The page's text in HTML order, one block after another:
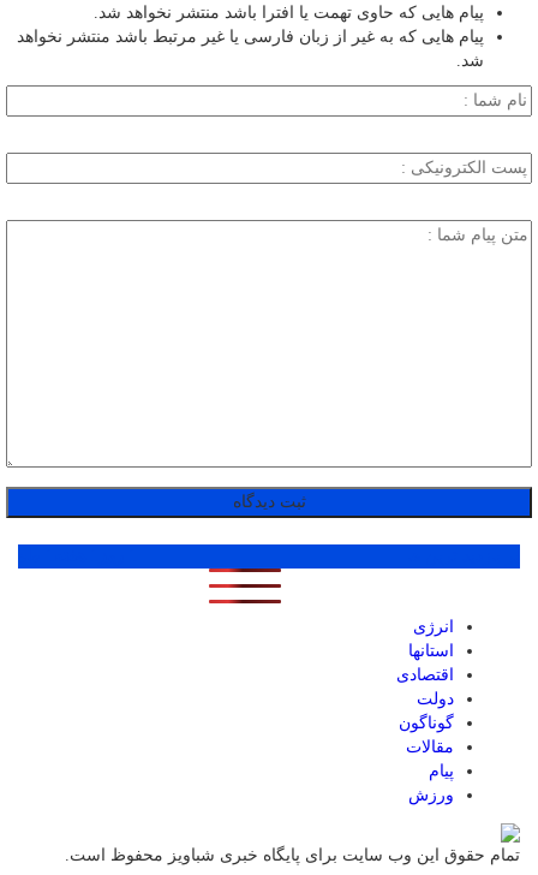
پیام هایی که حاوی تهمت یا افترا باشد منتشر نخواهد شد.
پیام هایی که به غیر از زبان فارسی یا غیر مرتبط باشد منتشر نخواهد
شد.
انرژی
استانها
اقتصادی
دولت
گوناگون
مقالات
پیام
ورزش
تمام حقوق این وب سایت برای پایگاه خبری شباویز محفوظ است.